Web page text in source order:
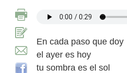
En cada paso que doy
el ayer es hoy
tu sombra es el sol